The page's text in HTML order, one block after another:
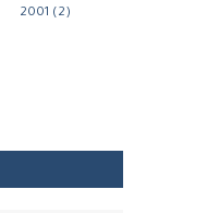
2001 (2)